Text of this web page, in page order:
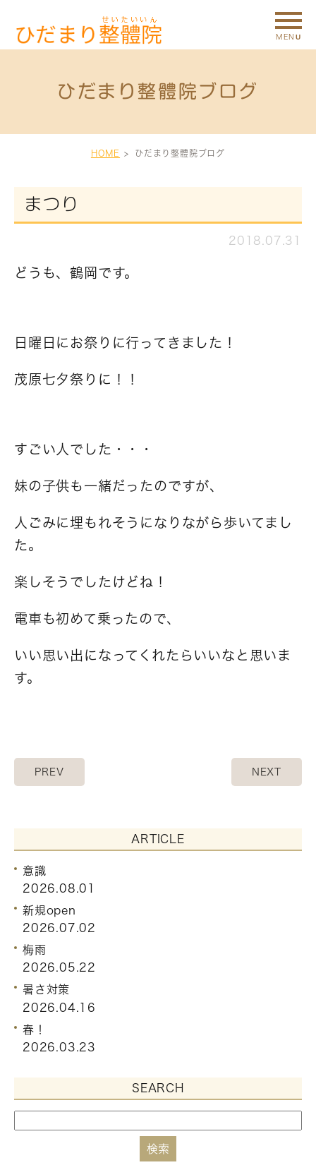
ひだまり整體院ブログ
HOME ひだまり整體院ブログ
まつり
2018.07.31
どうも、鶴岡です。
日曜日にお祭りに行ってきました！
茂原七夕祭りに！！
すごい人でした・・・
妹の子供も一緒だったのですが、
人ごみに埋もれそうになりながら歩いてまし
た。
楽しそうでしたけどね！
電車も初めて乗ったので、
いい思い出になってくれたらいいなと思いま
す。
PREV NEXT
ARTICLE
意識
2026.08.01
新規open
2026.07.02
梅雨
2026.05.22
暑さ対策
2026.04.16
春！
2026.03.23
SEARCH